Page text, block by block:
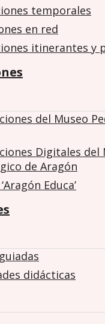
temporales
en red
itinerantes y
del Museo
Digitales del
de Aragón
Educa’
didácticas